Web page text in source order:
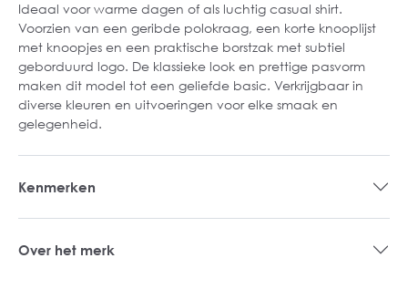
Ideaal voor warme dagen of als luchtig casual shirt.
Voorzien van een geribde polokraag, een korte knooplijst
met knoopjes en een praktische borstzak met subtiel
geborduurd logo. De klassieke look en prettige pasvorm
maken dit model tot een geliefde basic. Verkrijgbaar in
diverse kleuren en uitvoeringen voor elke smaak en
gelegenheid.
Kenmerken
Over het merk